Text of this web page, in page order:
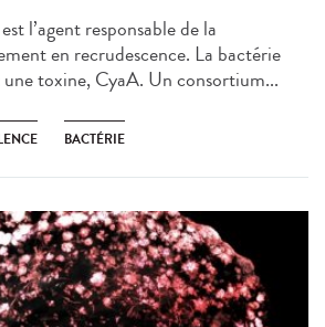
l’agent responsable de la
en recrudescence. La bactérie
toxine, CyaA. Un consortium...
BACTÉRIE